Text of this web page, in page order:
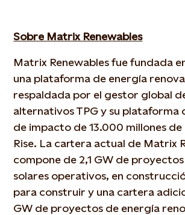
Sobre Matrix Renewables
Matrix Renewables fue fundada
una plataforma de energía
respaldada por el gestor global
alternativos TPG y su plataforma
de impacto de 13.000 millones de
Rise. La cartera actual de Matrix
compone de 2,1 GW de
solares operativos, en
para construir y una cartera
GW de proyectos de energía